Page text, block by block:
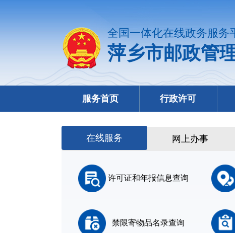
全国一体化在线政务服务
萍乡市邮政管
服务首页 行政许可
在线服务 网上办事
许可证和年报信息查询
禁限寄物品名录查询